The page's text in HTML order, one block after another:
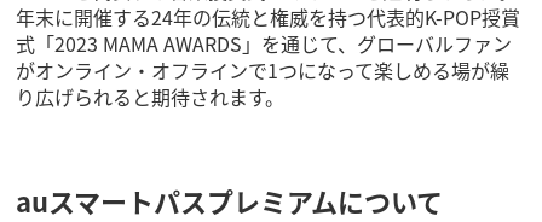
年末に開催する24年の伝統と権威を持つ代表的K-POP授賞
式「2023 MAMA AWARDS」を通じて、グローバルファン
がオンライン・オフラインで1つになって楽しめる場が繰
り広げられると期待されます。
auスマートパスプレミアムについて